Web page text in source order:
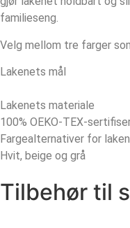
familieseng.
Velg mellom tre farger
Lakenets mål
Lakenets materiale
100% OEKO-TEX-
Fargealternativer for laken
Hvit, beige og grå
Tilbehør til